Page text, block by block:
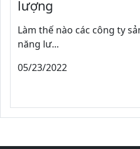
lượng
Làm thế nào các công ty
năng lư...
05/23/2022